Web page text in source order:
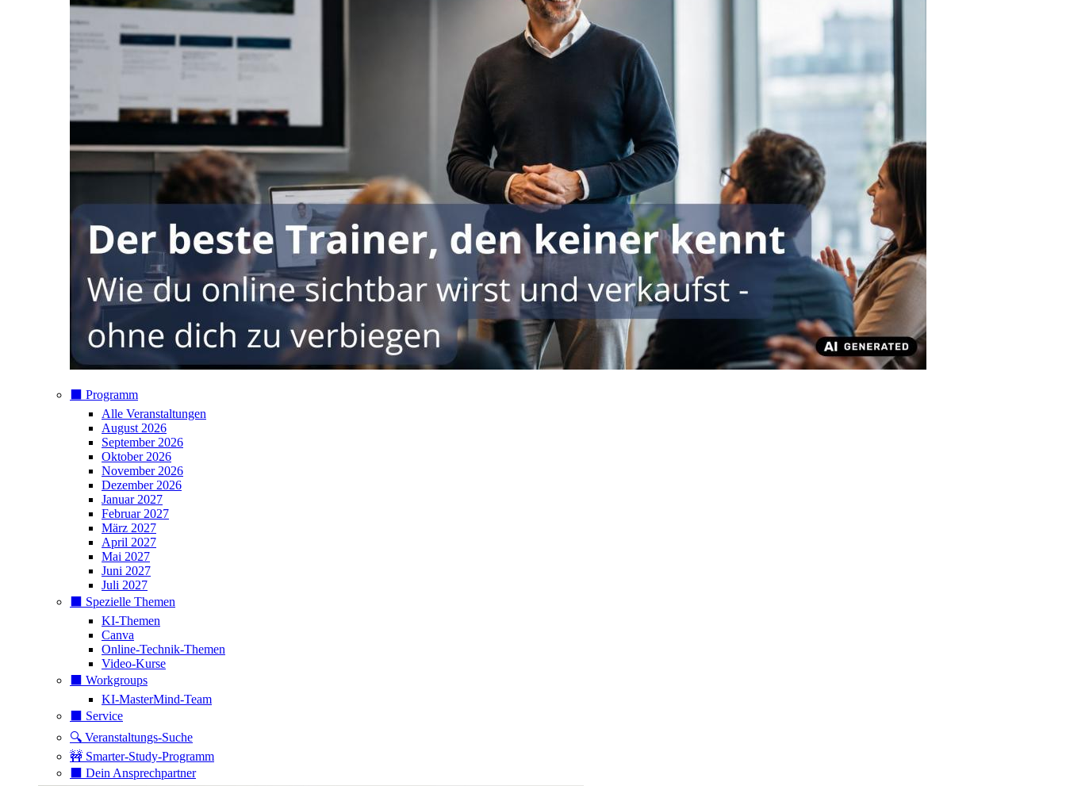
⬛️ Programm
Alle Veranstaltungen
August 2026
September 2026
Oktober 2026
November 2026
Dezember 2026
Januar 2027
Februar 2027
März 2027
April 2027
Mai 2027
Juni 2027
Juli 2027
⬛️ Spezielle Themen
KI-Themen
Canva
Online-Technik-Themen
Video-Kurse
⬛️ Workgroups
KI-MasterMind-Team
⬛️ Service
🔍 Veranstaltungs-Suche
🚧 Smarter-Study-Programm
⬛️ Dein Ansprechpartner